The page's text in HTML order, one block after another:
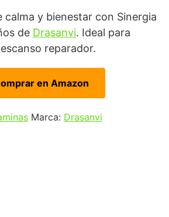
calma y bienestar con Sinergia
de Drasanvi. Ideal para
reparador.
en Amazon
Marca: Drasanvi